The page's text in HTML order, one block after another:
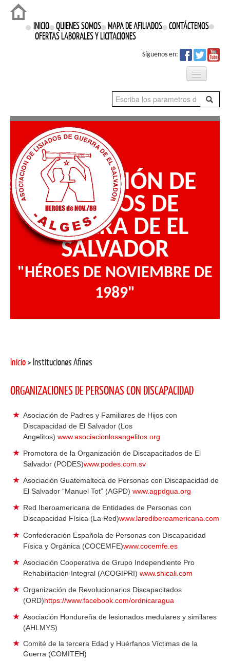
Login
INICIO QUIENES SOMOS MAPA DE AFILIADOS CONTÁCTENOS
OFERTAS LABORALES Y LICITACIONES
Síguenos en:
Proyectos
Prensa
Nuestros Derechos
ASOCIACIÓN DE
LISIADOS DE
GUERRA DE EL
SALVADOR
"HÉROES DE NOVIEMBRE DE
1989"
Inicio> Instituciones Afines
ORGANIZACIONES DE PERSONAS CON DISCAPACIDAD
Asociación de Padres y Familiares de Hijos con
Discapacidad de El Salvador (Los
Angelitos) www.asociacionlosangelitos.org
Promotora de la Organización de Discapacitados de El
Salvador (PODES)www.podes.com.sv
Asociación Guatemalteca de Personas con Discapacidad de
El Salvador “Manuel Tot” (AGPD) www.agpdgua.org
Red Iberoamericana de Entidades de Personas con
Discapacidad Física (La Red)www.larediberoamericana.com
Confederación Española de Personas con Discapacidad
Física y Orgánica (COCEMFE)www.cocemfe.es
Asociación Cooperativa de Grupo Independiente Pro
Rehabilitación Integral (ACOGIPRI) www.shicali.com
Organización de Revolucionarios Discapacitados
(ORD)https://www.facebook.com/ordnicaragua
Asociación Hondureña de lesionados medulares y similares
(AHLMYS)
Comité de la tercera Edad y Huérfanos Víctimas de la
Guerra (COMITEH)